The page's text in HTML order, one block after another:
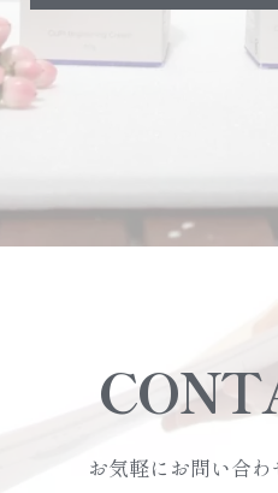
お気軽にお問い合わ